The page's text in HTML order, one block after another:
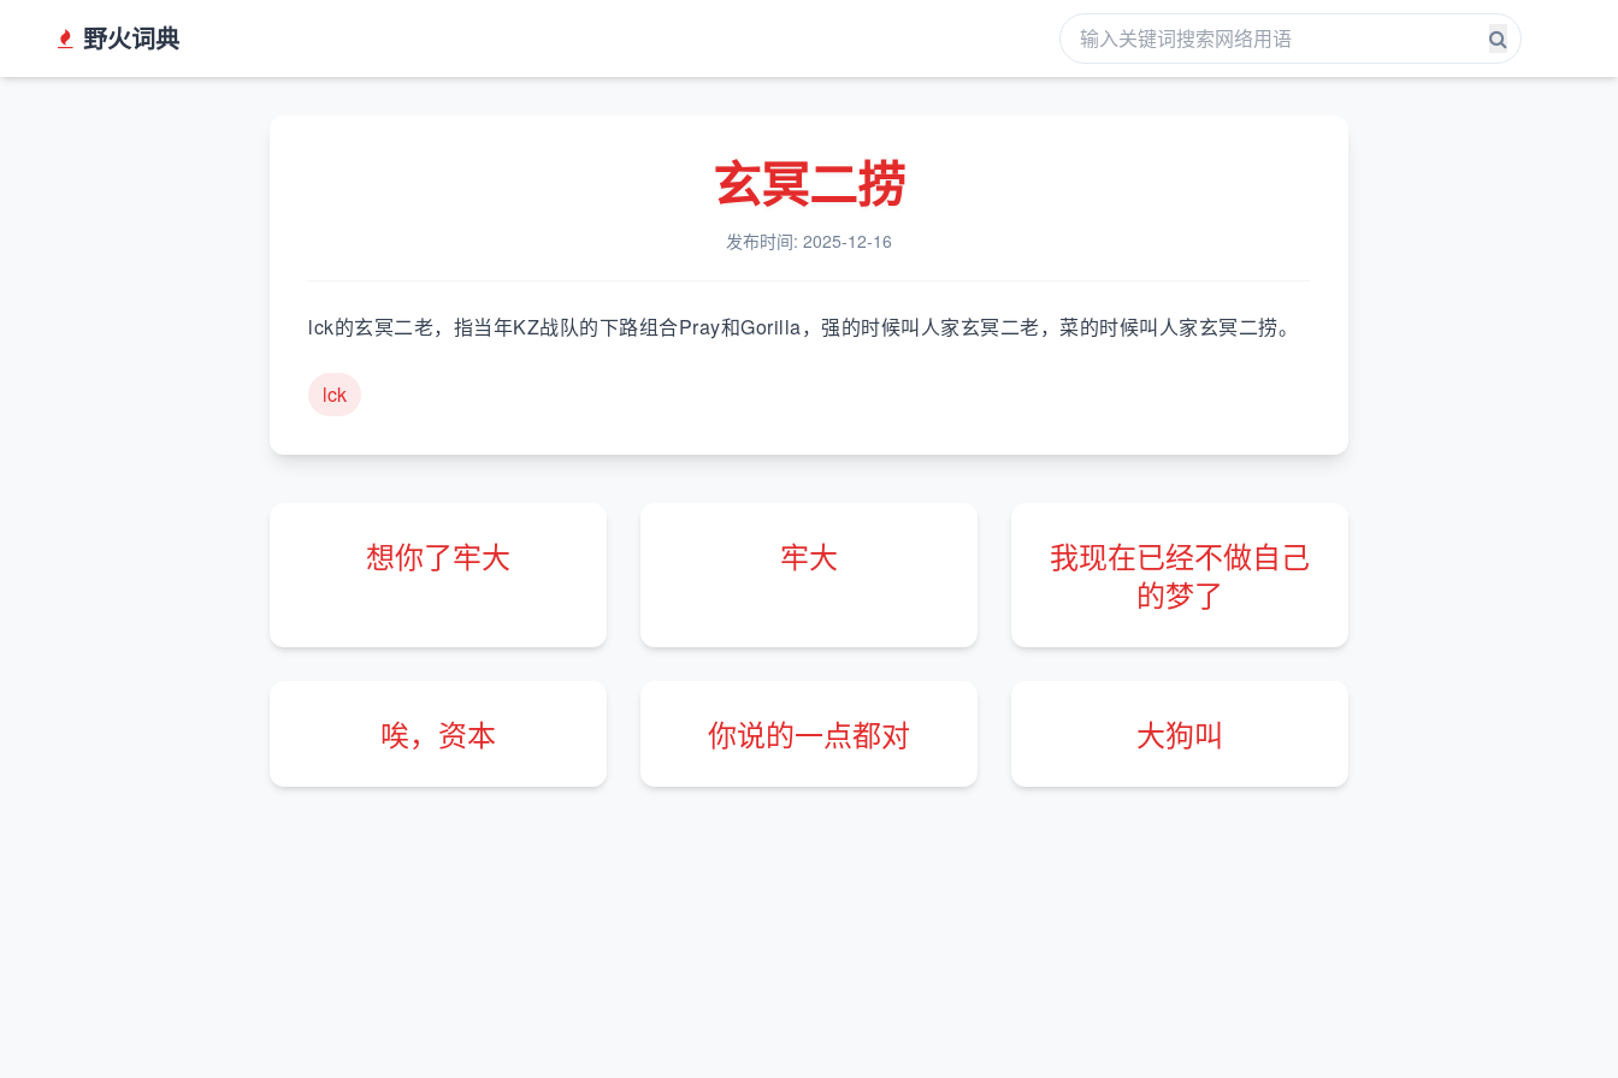
野火词典
玄冥二捞
发布时间: 2025-12-16
lck的玄冥二老，指当年KZ战队的下路组合Pray和Gorilla，强的时候叫人家玄冥二老，菜的时候叫人家玄冥二捞。
lck
想你了牢大 牢大
我现在已经不做自己
的梦了
唉，资本 你说的一点都对 大狗叫